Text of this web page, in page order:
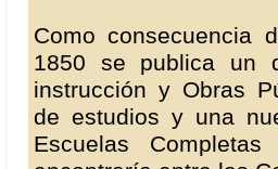
Como consecuencia
1850 se publica un
instrucción y Obras
de estudios y una
Escuelas